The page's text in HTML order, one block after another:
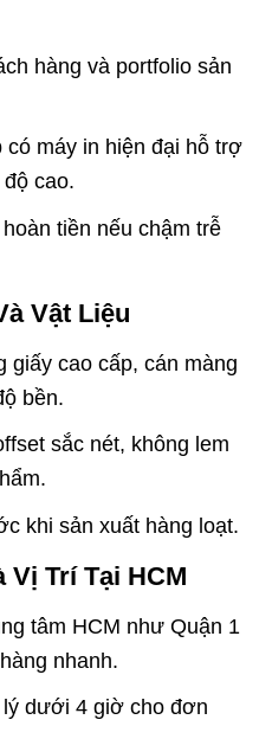
hàng và portfolio sản
có máy in hiện đại hỗ trợ
cao.
tiền nếu chậm trễ
Vật Liệu
giấy cao cấp, cán màng
bền.
sắc nét, không lem
khi sản xuất hàng loạt.
Trí Tại HCM
tâm HCM như Quận 1
nhanh.
dưới 4 giờ cho đơn